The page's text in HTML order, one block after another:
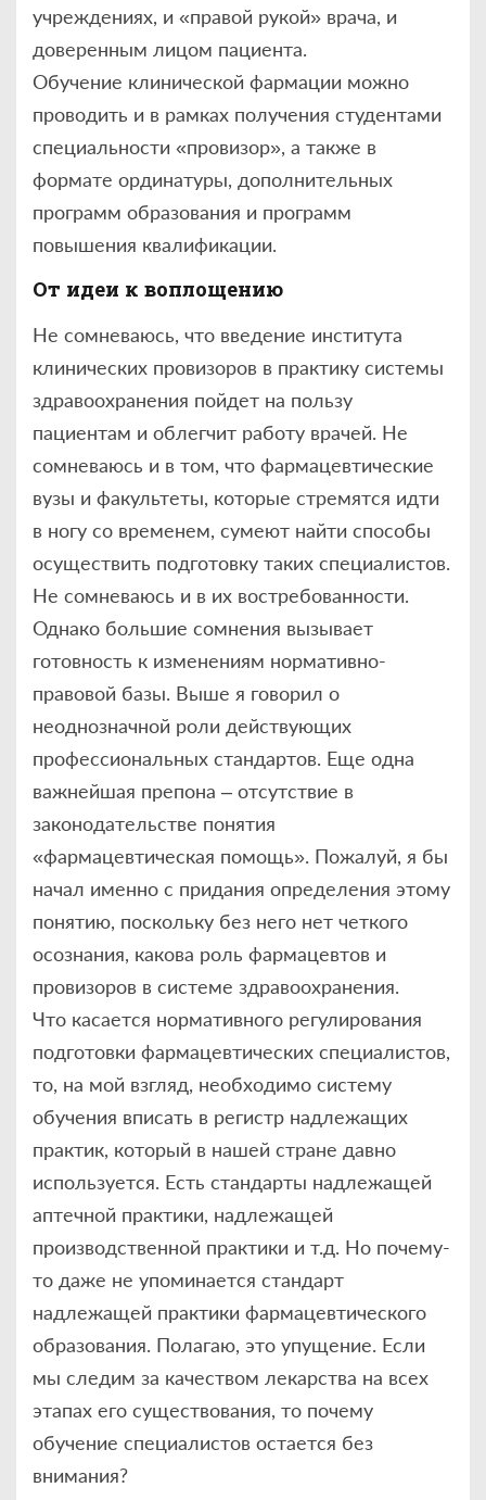
учреждениях, и «правой рукой» врача, и
доверенным лицом пациента.
Обучение клинической фармации можно
проводить и в рамках получения студентами
специальности «провизор», а также в
формате ординатуры, дополнительных
программ образования и программ
повышения квалификации.
От идеи к воплощению
Не сомневаюсь, что введение института
клинических провизоров в практику системы
здравоохранения пойдет на пользу
пациентам и облегчит работу врачей. Не
сомневаюсь и в том, что фармацевтические
вузы и факультеты, которые стремятся идти
в ногу со временем, сумеют найти способы
осуществить подготовку таких специалистов.
Не сомневаюсь и в их востребованности.
Однако большие сомнения вызывает
готовность к изменениям нормативно-
правовой базы. Выше я говорил о
неоднозначной роли действующих
профессиональных стандартов. Еще одна
важнейшая препона – отсутствие в
законодательстве понятия
«фармацевтическая помощь». Пожалуй, я бы
начал именно с придания определения этому
понятию, поскольку без него нет четкого
осознания, какова роль фармацевтов и
провизоров в системе здравоохранения.
Что касается нормативного регулирования
подготовки фармацевтических специалистов,
то, на мой взгляд, необходимо систему
обучения вписать в регистр надлежащих
практик, который в нашей стране давно
используется. Есть стандарты надлежащей
аптечной практики, надлежащей
производственной практики и т.д. Но почему-
то даже не упоминается стандарт
надлежащей практики фармацевтического
образования. Полагаю, это упущение. Если
мы следим за качеством лекарства на всех
этапах его существования, то почему
обучение специалистов остается без
внимания?